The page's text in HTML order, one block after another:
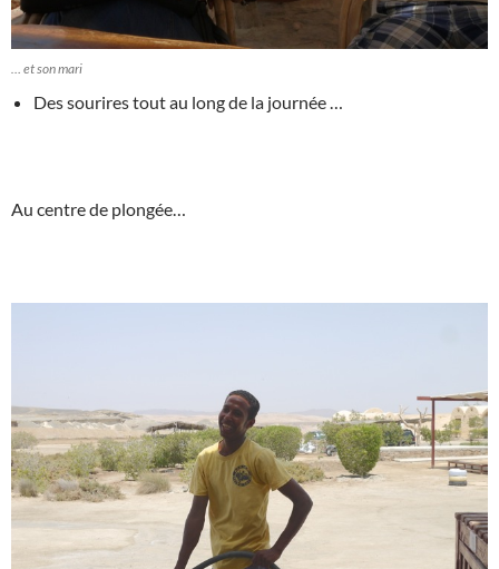
… et son mari
Des sourires tout au long de la journée …
Au centre de plongée…